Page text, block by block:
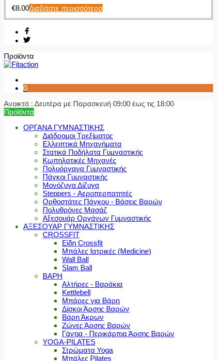
€8.00Διαβάστε περισσότερα
Προϊόντα
0
Ανοικτά : Δευτέρα με Παρασκευή 09:00 έως τις 18:00
Προϊόντα
ΟΡΓΑΝΑ ΓΥΜΝΑΣΤΙΚΗΣ
Διάδρομοι Τρεξίματος
Ελλειπτικά Μηχανήματα
Στατικά Ποδήλατα Γυμναστικής
Κωπηλατικές Μηχανές
Πολυόργανα Γυμναστικής
Πάγκοι Γυμναστικής
Μονόζυγα Δίζυγα
Steppers - Αεροπερπατητές
Ορθοστάτες Πάγκου - Βάσεις Βαρών
Πολυθρόνες Μασάζ
Αξεσουάρ Οργάνων Γυμναστικής
ΑΞΕΣΟΥΑΡ ΓΥΜΝΑΣΤΙΚΗΣ
CROSSFIT
Είδη Crossfit
Μπάλες Ιατρικές (Medicine)
Wall Ball
Slam Ball
ΒΑΡΗ
Αλτήρες - Βαράκια
Kettlebell
Μπάρες για Βάρη
Δίσκοι Άρσης Βαρών
Βάρη Άκρων
Ζώνες Άρσης Βαρών
Γάντια - Περικάρπια Άρσης Βαρών
YOGA-PILATES
Στρώματα Yoga
Μπάλες Pilates